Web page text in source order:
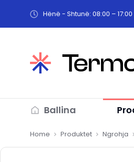
Hënë - Shtunë: 08:00 – 17:00
Ballina
You are here:
Home Produktet Ngrohja